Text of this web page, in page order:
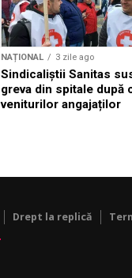
NAȚIONAL 3 zile ago
Sindicaliștii Sanitas
greva din spitale după
veniturilor angajaților
Drept la replică